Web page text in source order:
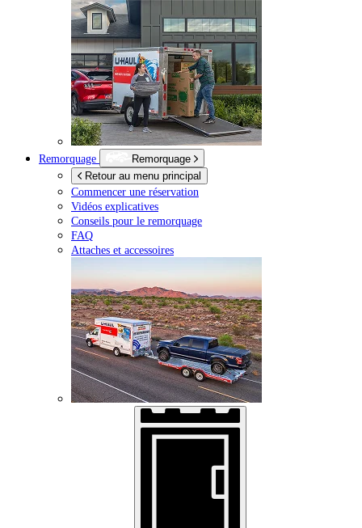
Remorquage
Remorquage
Retour au menu principal
Commencer une réservation
Vidéos explicatives
Conseils pour le remorquage
FAQ
Attaches et accessoires